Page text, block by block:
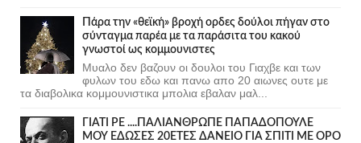
Πάρα την «θεϊκή» βροχή ορδες δούλοι πήγαν στο
σύνταγμα παρέα με τα παράσιτα του κακού
γνωστοί ως κομμουνιστες
Μυαλο δεν βαζουν οι δουλοι του Γιαχβε και των
φυλων του εδω και πανω απο 20 αιωνες ουτε με
τα διαβολικα κομμουνιστικα μπολια εβαλαν μαλ...
ΓΙΑΤΙ ΡΕ ....ΠΑΛΙΑΝΘΡΩΠΕ ΠΑΠΑΔΟΠΟΥΛΕ
ΜΟΥ ΕΔΩΣΕΣ 20ΕΤΕΣ ΔΑΝΕΙΟ ΓΙΑ ΣΠΙΤΙ ΜΕ ΟΡΟ